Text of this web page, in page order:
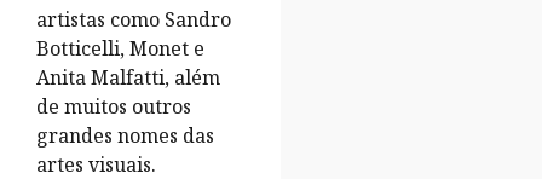
artistas como Sandro
Botticelli, Monet e
Anita Malfatti, além
de muitos outros
grandes nomes das
artes visuais.